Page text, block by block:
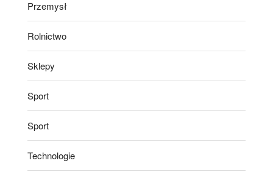
Przemysł
Rolnictwo
Sklepy
Sport
Sport
Technologie